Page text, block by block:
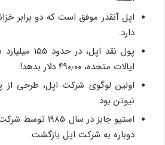
اپل آنقدر موفق است که دو برابر
دارد.
پول نقد
ایالات متحده، ۴۹۰٫۰۰ دلار بدهد!
اولین لوگوی شرکت اپل، طرحی از
نیوتن بود.
دوباره به شرکت اپل بازگشت.